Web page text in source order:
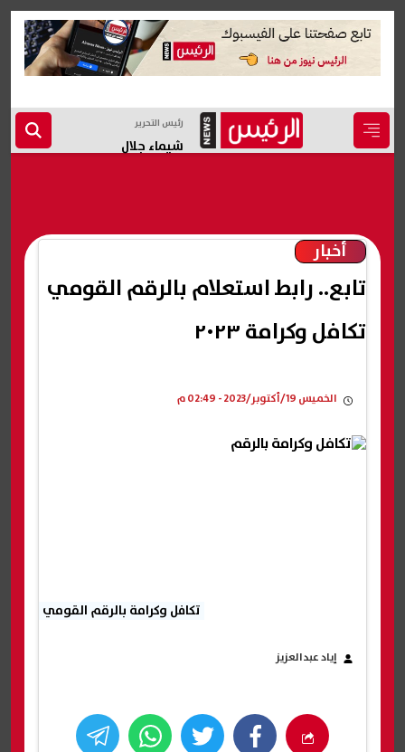
رئيس التحرير
شيماء جلال
أخبار
تابع.. رابط استعلام بالرقم القومي
تكافل وكرامة ٢٠٢٣
الخميس 19/أكتوبر/2023 - 02:49 م
تكافل وكرامة بالرقم القومي
إياد عبدالعزيز